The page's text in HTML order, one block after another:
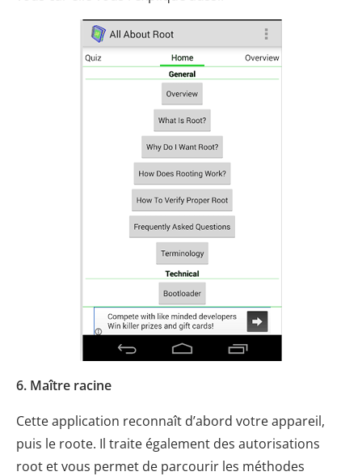
6. Maître racine
Cette application reconnaît d’abord votre appareil,
puis le roote. Il traite également des autorisations
root et vous permet de parcourir les méthodes